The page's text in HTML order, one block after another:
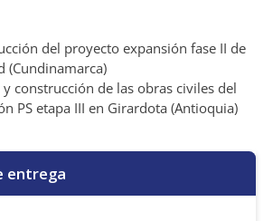
del proyecto expansión fase II de
(Cundinamarca)
construcción de las obras civiles del
PS etapa III en Girardota (Antioquia)
entrega